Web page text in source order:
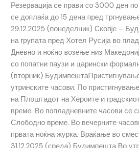
Резервација се прави со 3000 ден
се доплаќа до 15 дена пред
29.12.2025 (понеделник) Скопје –
на групата пред Хотел Русија во
Дневно и ноќно возење низ
со попатни паузи и царински
(вторник)
утринските часови. По
на Плоштадот на Хероите и
време. Во попладневните часови се
Слободно време. Во вечерните
првата ноќна журка. Враќање во
31.12.2025 (среда) Будимпешта Во